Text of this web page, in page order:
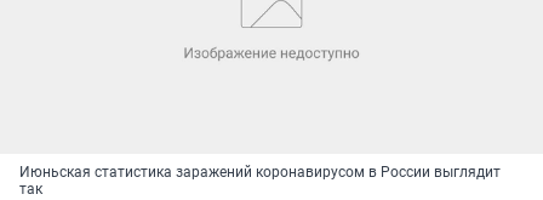
Июньская статистика заражений коронавирусом в России выглядит
так